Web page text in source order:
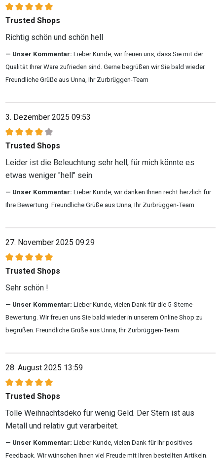
Bewertung mit 5 von 5 Sternen
Trusted Shops
Richtig schön und schön hell
Unser Kommentar: Lieber Kunde, wir freuen uns, dass Sie mit der
Qualität Ihrer Ware zufrieden sind. Gerne begrüßen wir Sie bald wieder.
Freundliche Grüße aus Unna, Ihr Zurbrüggen-Team
3. Dezember 2025 09:53
Bewertung mit 4 von 5 Sternen
Trusted Shops
Leider ist die Beleuchtung sehr hell, für mich könnte es
etwas weniger "hell" sein
Unser Kommentar: Lieber Kunde, wir danken Ihnen recht herzlich für
Ihre Bewertung. Freundliche Grüße aus Unna, Ihr Zurbrüggen-Team
27. November 2025 09:29
Bewertung mit 5 von 5 Sternen
Trusted Shops
Sehr schön !
Unser Kommentar: Lieber Kunde, vielen Dank für die 5-Sterne-
Bewertung. Wir freuen uns Sie bald wieder in unserem Online Shop zu
begrüßen. Freundliche Grüße aus Unna, Ihr Zurbrüggen-Team
28. August 2025 13:59
Bewertung mit 5 von 5 Sternen
Trusted Shops
Tolle Weihnachtsdeko für wenig Geld. Der Stern ist aus
Metall und relativ gut verarbeitet.
Unser Kommentar: Lieber Kunde, vielen Dank für Ihr positives
Feedback. Wir wünschen Ihnen viel Freude mit Ihren bestellten Artikeln.